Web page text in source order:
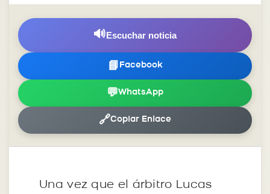
🔊Escuchar noticia
📘 Facebook
💬WhatsApp
🔗Copiar Enlace
Una vez que el árbitro Lucas